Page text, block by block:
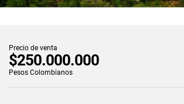
Precio de venta
$250.000.000
Pesos Colombianos